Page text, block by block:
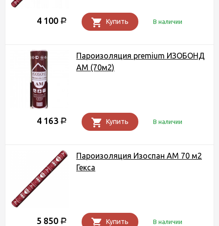
4 100 Р Купить В наличии
Пароизоляция premium ИЗОБОНД
АМ (70м2)
4 163 Р Купить В наличии
Пароизоляция Изоспан AМ 70 м2
Гекса
5 850 Р Купить В наличии